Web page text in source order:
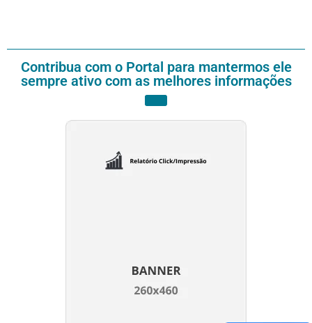
Contribua com o Portal para mantermos ele
sempre ativo com as melhores informações